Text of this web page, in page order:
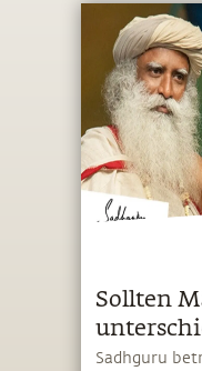
Sollten
Sadhguru